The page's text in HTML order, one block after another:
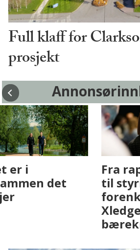
Full klaff for
prosjekt
Fenistra endrer
eiendomsbransjen
med AI. Slik ser vi
Det